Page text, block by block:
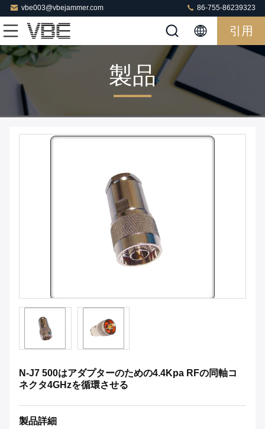
vbe003@vbejammer.com 86-755-86239323
引用
製品
N-J7 500はアダプターのための4.4Kpa RFの同軸コ
ネクタ4GHzを循環させる
製品詳細